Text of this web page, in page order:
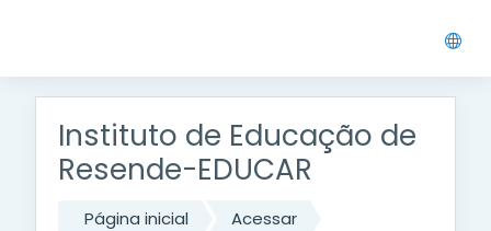
Instituto de Educação de
Resende-EDUCAR
Página inicial
Acessar